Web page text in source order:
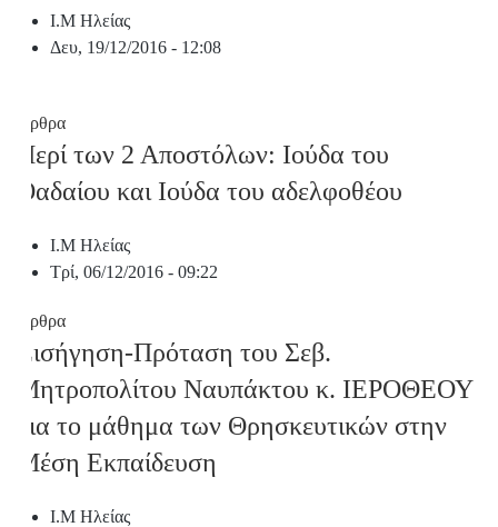
Ι.Μ Ηλείας
Δευ, 19/12/2016 - 12:08
Άρθρα
Περί των 2 Αποστόλων: Ιούδα του
Θαδαίου και Ιούδα του αδελφοθέου
Ι.Μ Ηλείας
Τρί, 06/12/2016 - 09:22
Άρθρα
Εισήγηση-Πρόταση του Σεβ.
Μητροπολίτου Ναυπάκτου κ. ΙΕΡΟΘΕΟΥ
για το μάθημα των Θρησκευτικών στην
Μέση Εκπαίδευση
Ι.Μ Ηλείας